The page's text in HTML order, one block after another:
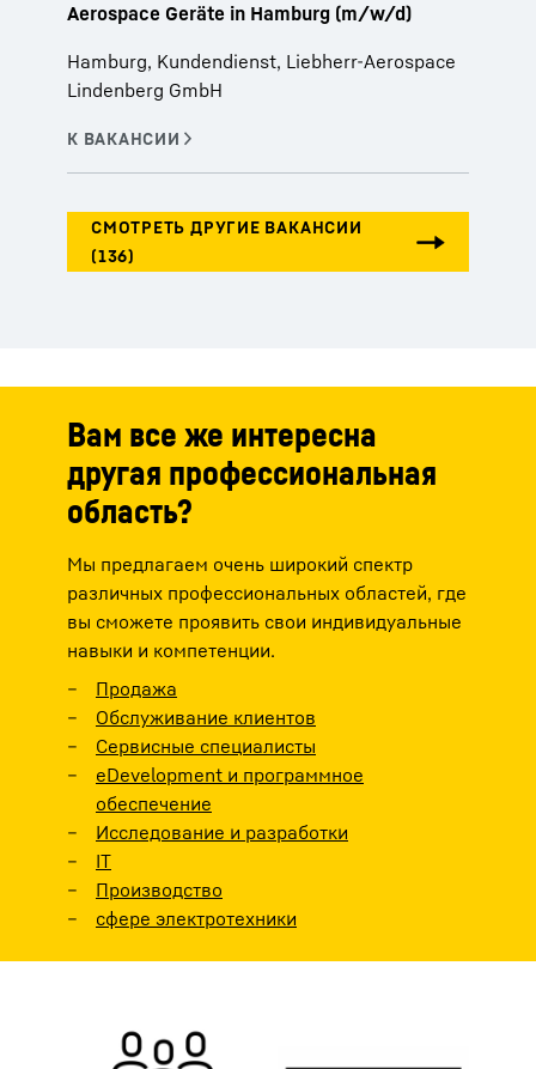
Aerospace Geräte in Hamburg (m/w/d)
Hamburg, Kundendienst, Liebherr-Aerospace
Lindenberg GmbH
Вам все же интересна
другая профессиональная
область?
Мы предлагаем очень широкий спектр
различных профессиональных областей, где
вы сможете проявить свои индивидуальные
навыки и компетенции.
Продажа
Обслуживание клиентов
Сервисные специалисты
eDevelopment и программное
обеспечение
Исследование и разработки
IT
Производство
сфере электротехники